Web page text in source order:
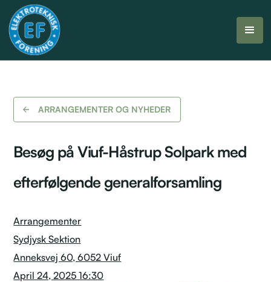
ARRANGEMENTER OG NYHEDER
Besøg på Viuf-Håstrup Solpark med
efterfølgende generalforsamling
Arrangementer
Sydjysk Sektion
Anneksvej 60, 6052 Viuf
April 24, 2025 16:30